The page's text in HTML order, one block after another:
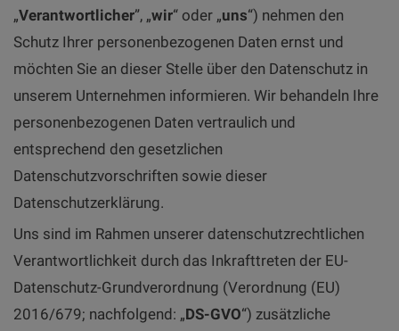
„Verantwortlicher”, „wir“ oder „uns“) nehmen den
Schutz Ihrer personenbezogenen Daten ernst und
möchten Sie an dieser Stelle über den Datenschutz in
unserem Unternehmen informieren. Wir behandeln Ihre
personenbezogenen Daten vertraulich und
entsprechend den gesetzlichen
Datenschutzvorschriften sowie dieser
Datenschutzerklärung.
Uns sind im Rahmen unserer datenschutzrechtlichen
Verantwortlichkeit durch das Inkrafttreten der EU-
Datenschutz-Grundverordnung (Verordnung (EU)
2016/679; nachfolgend: „DS-GVO“) zusätzliche